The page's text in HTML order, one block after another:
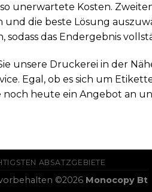
unerwartete Kosten.
und die beste Lösung
sodass das Endergebnis
unsere Druckerei in der
Egal, ob es sich um
noch heute ein Angebot an
ABSATZGEBIETE
©2026 Monocopy Bt